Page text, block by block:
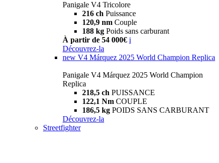
Panigale V4 Tricolore
216 ch Puissance
120,9 nm Couple
188 kg Poids sans carburant
À partir de 54 000€ i
Découvrez-la
new V4 Márquez 2025 World Champion Replica
Panigale V4 Márquez 2025 World Champion
Replica
218,5 ch PUISSANCE
122,1 Nm COUPLE
186,5 kg POIDS SANS CARBURANT
Découvrez-la
Streetfighter